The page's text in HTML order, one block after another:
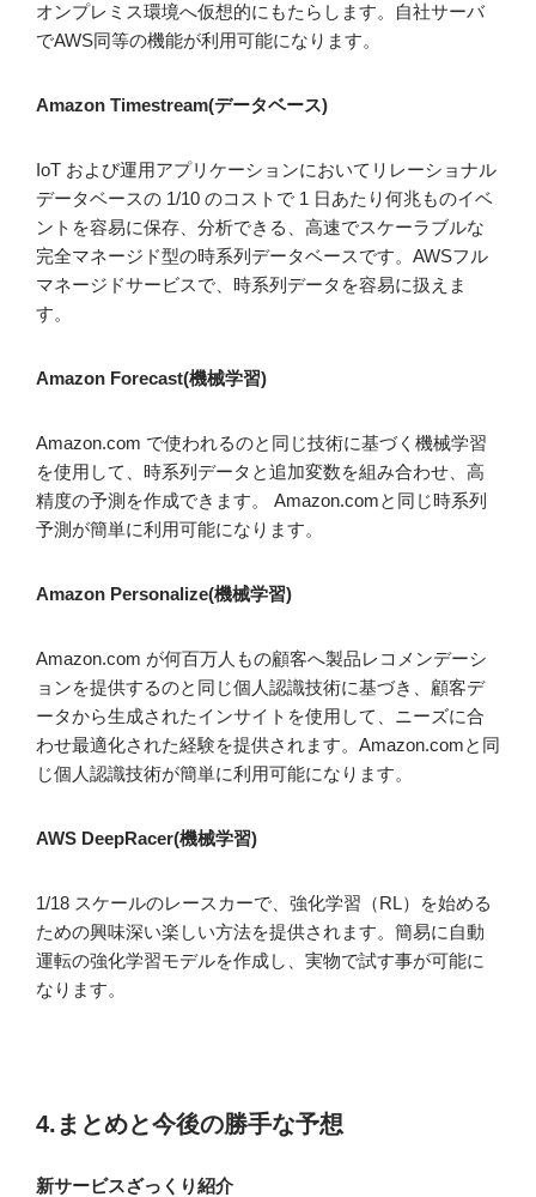
オンプレミス環境へ仮想的にもたらします。自社サーバ
でAWS同等の機能が利用可能になります。
Amazon Timestream(データベース)
IoT および運用アプリケーションにおいてリレーショナル
データベースの 1/10 のコストで 1 日あたり何兆ものイベ
ントを容易に保存、分析できる、高速でスケーラブルな
完全マネージド型の時系列データベースです。AWSフル
マネージドサービスで、時系列データを容易に扱えま
す。
Amazon Forecast(機械学習)
Amazon.com で使われるのと同じ技術に基づく機械学習
を使用して、時系列データと追加変数を組み合わせ、高
精度の予測を作成できます。 Amazon.comと同じ時系列
予測が簡単に利用可能になります。
Amazon Personalize(機械学習)
Amazon.com が何百万人もの顧客へ製品レコメンデーシ
ョンを提供するのと同じ個人認識技術に基づき、顧客デ
ータから生成されたインサイトを使用して、ニーズに合
わせ最適化された経験を提供されます。Amazon.comと同
じ個人認識技術が簡単に利用可能になります。
AWS DeepRacer(機械学習)
1/18 スケールのレースカーで、強化学習（RL）を始める
ための興味深い楽しい方法を提供されます。簡易に自動
運転の強化学習モデルを作成し、実物で試す事が可能に
なります。
4.まとめと今後の勝手な予想
新サービスざっくり紹介